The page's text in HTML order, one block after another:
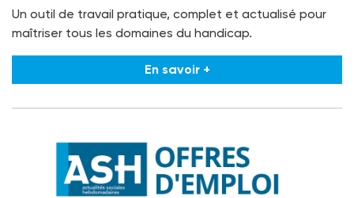
Un outil de travail pratique, complet et actualisé pour
maîtriser tous les domaines du handicap.
En savoir +